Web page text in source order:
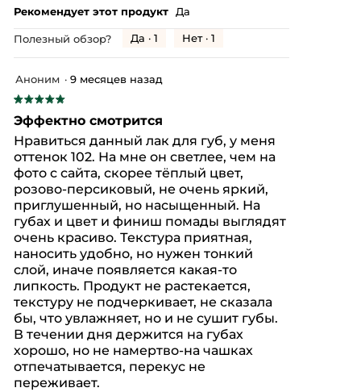
Рекомендует этот продукт Да
Полезный обзор? Да · 1 Нет · 1
★★★★★
★★★★★
из
5
звезд.
Аноним · 9 месяцев назад
Эффектно смотрится
Нравиться данный лак для губ, у меня
оттенок 102. На мне он светлее, чем на
фото с сайта, скорее тёплый цвет,
розово-персиковый, не очень яркий,
приглушенный, но насыщенный. На
губах и цвет и финиш помады выглядят
очень красиво. Текстура приятная,
наносить удобно, но нужен тонкий
слой, иначе появляется какая-то
липкость. Продукт не растекается,
текстуру не подчеркивает, не сказала
бы, что увлажняет, но и не сушит губы.
В течении дня держится на губах
хорошо, но не намертво-на чашках
отпечатывается, перекус не
переживает.